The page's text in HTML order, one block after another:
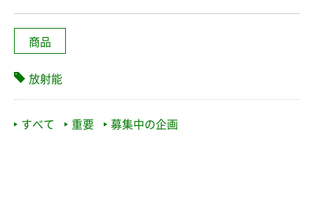
商品
放射能
すべて 重要 募集中の企画